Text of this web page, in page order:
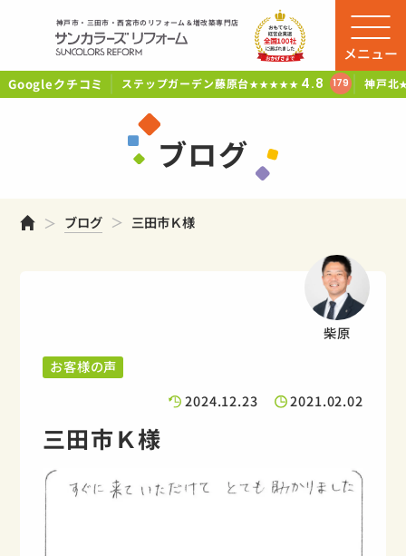
神戸市・三田市・西宮市のリフォーム＆増改築専門店
Googleクチコミ ステップガーデン藤原台★★★★★ 4.8 179 神戸北
メニュー
ブログ
ホームブログ 三田市Ｋ様
柴原
お客様の声
2024.12.23
2021.02.02
三田市Ｋ様